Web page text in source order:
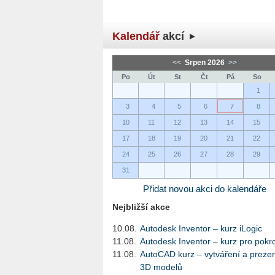
Kalendář akcí
<< Srpen 2026 >>
Po Út St Čt Pá So
1
3 4 5 6 7 8
10 11 12 13 14 15
17 18 19 20 21 22
24 25 26 27 28 29
31
Přidat novou akci do kalendáře
Nejbližší akce
10.08.
Autodesk Inventor – kurz iLogic
11.08.
Autodesk Inventor – kurz pro
11.08.
AutoCAD kurz – vytváření a
3D modelů